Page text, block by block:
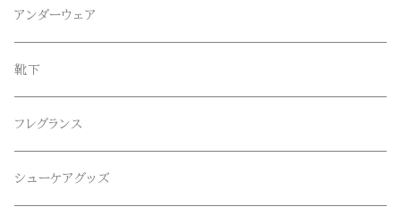
CANDY DESIGN&WORKS(CDW)
collonil(コロニル)
CountyComm(カウンティーコム)
decka(デカ)
シャツ
ショート
シューズ
シューズ
サンダル
メガネ、サングラス
ベルト
腕時計
キーアクセサリー
リング
ブレスレット、バングル
ネックレス
アンダーウェア
靴下
フレグランス
シューケアグッズ